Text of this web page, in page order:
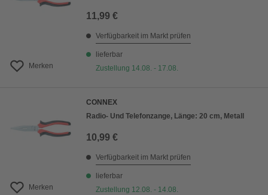
Merken
11,99 €
Verfügbarkeit im Markt prüfen
lieferbar
Zustellung 14.08. - 17.08.
Merken
CONNEX
Radio- Und Telefonzange, Länge: 20 cm, Metall
10,99 €
Verfügbarkeit im Markt prüfen
lieferbar
Zustellung 12.08. - 14.08.